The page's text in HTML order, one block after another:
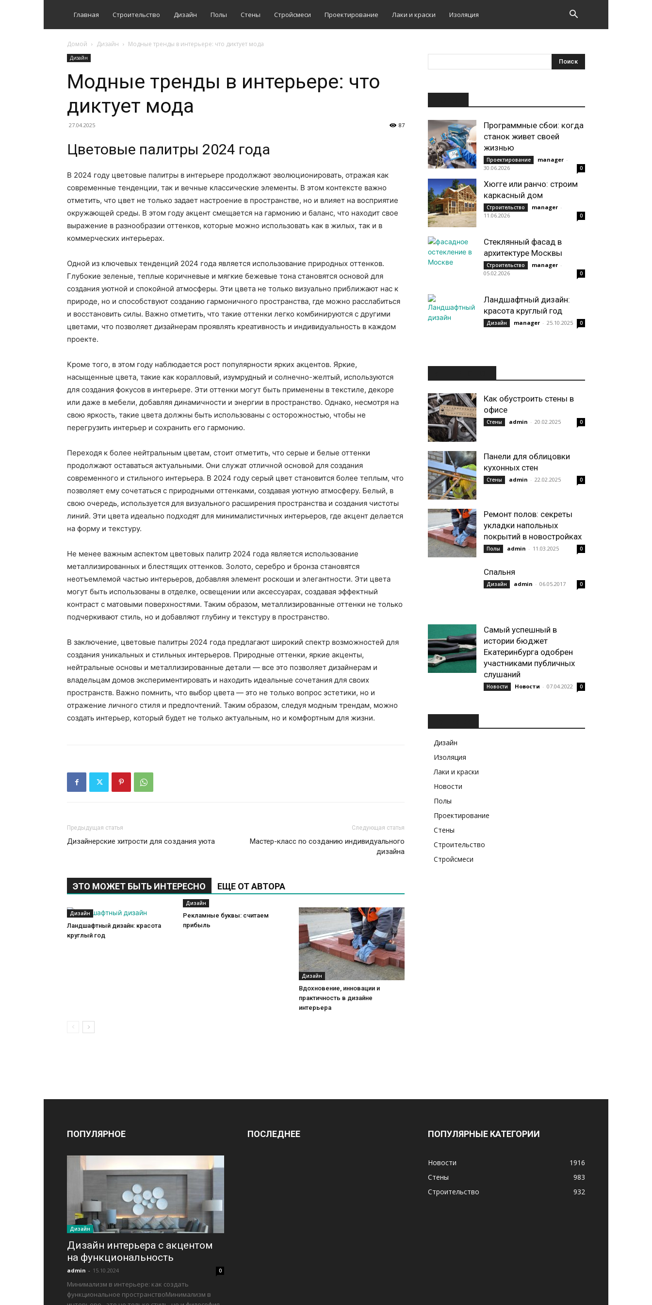
Главная Строительство Дизайн Полы Стены Стройсмеси Проектирование Лаки и краски Изоляция
Домой Дизайн Модные тренды в интерьере: что диктует мода
Дизайн
Модные тренды в интерьере: что
диктует мода
27.04.2025 87
Цветовые палитры 2024 года
В 2024 году цветовые палитры в интерьере продолжают эволюционировать, отражая как
современные тенденции, так и вечные классические элементы. В этом контексте важно
отметить, что цвет не только задает настроение в пространстве, но и влияет на восприятие
окружающей среды. В этом году акцент смещается на гармонию и баланс, что находит свое
выражение в разнообразии оттенков, которые можно использовать как в жилых, так и в
коммерческих интерьерах.
Одной из ключевых тенденций 2024 года является использование природных оттенков.
Глубокие зеленые, теплые коричневые и мягкие бежевые тона становятся основой для
создания уютной и спокойной атмосферы. Эти цвета не только визуально приближают нас к
природе, но и способствуют созданию гармоничного пространства, где можно расслабиться
и восстановить силы. Важно отметить, что такие оттенки легко комбинируются с другими
цветами, что позволяет дизайнерам проявлять креативность и индивидуальность в каждом
проекте.
Кроме того, в этом году наблюдается рост популярности ярких акцентов. Яркие,
насыщенные цвета, такие как коралловый, изумрудный и солнечно-желтый, используются
для создания фокусов в интерьере. Эти оттенки могут быть применены в текстиле, декоре
или даже в мебели, добавляя динамичности и энергии в пространство. Однако, несмотря на
свою яркость, такие цвета должны быть использованы с осторожностью, чтобы не
перегрузить интерьер и сохранить его гармонию.
Переходя к более нейтральным цветам, стоит отметить, что серые и белые оттенки
продолжают оставаться актуальными. Они служат отличной основой для создания
современного и стильного интерьера. В 2024 году серый цвет становится более теплым, что
позволяет ему сочетаться с природными оттенками, создавая уютную атмосферу. Белый, в
свою очередь, используется для визуального расширения пространства и создания чистоты
линий. Эти цвета идеально подходят для минималистичных интерьеров, где акцент делается
на форму и текстуру.
Не менее важным аспектом цветовых палитр 2024 года является использование
металлизированных и блестящих оттенков. Золото, серебро и бронза становятся
неотъемлемой частью интерьеров, добавляя элемент роскоши и элегантности. Эти цвета
могут быть использованы в отделке, освещении или аксессуарах, создавая эффектный
контраст с матовыми поверхностями. Таким образом, металлизированные оттенки не только
подчеркивают стиль, но и добавляют глубину и текстуру в пространство.
В заключение, цветовые палитры 2024 года предлагают широкий спектр возможностей для
создания уникальных и стильных интерьеров. Природные оттенки, яркие акценты,
нейтральные основы и металлизированные детали — все это позволяет дизайнерам и
владельцам домов экспериментировать и находить идеальные сочетания для своих
пространств. Важно помнить, что выбор цвета — это не только вопрос эстетики, но и
отражение личного стиля и предпочтений. Таким образом, следуя модным трендам, можно
создать интерьер, который будет не только актуальным, но и комфортным для жизни.
Предыдущая статья
Дизайнерские хитрости для создания уюта
Следующая статья
Мастер-класс по созданию индивидуального
дизайна
ЭТО МОЖЕТ БЫТЬ ИНТЕРЕСНО ЕЩЕ ОТ АВТОРА
Дизайн
Ландшафтный дизайн: красота
круглый год
Дизайн
Рекламные буквы: считаем
прибыль
Дизайн
Вдохновение, инновации и
практичность в дизайне
интерьера
Программные сбои: когда
станок живет своей
жизнью
Проектирование manager -
30.06.2026
0
Хюгге или ранчо: строим
каркасный дом
Строительство manager -
11.06.2026
0
Стеклянный фасад в
архитектуре Москвы
Строительство manager -
05.02.2026
0
Ландшафтный дизайн:
красота круглый год
Дизайн manager - 25.10.2025 0
Как обустроить стены в
офисе
Стены admin - 20.02.2025 0
Панели для облицовки
кухонных стен
Стены admin - 22.02.2025 0
Ремонт полов: секреты
укладки напольных
покрытий в новостройках
Полы admin - 11.03.2025 0
Спальня
Дизайн admin - 06.05.2017 0
Самый успешный в
истории бюджет
Екатеринбурга одобрен
участниками публичных
слушаний
Новости Новости - 07.04.2022 0
Дизайн
Изоляция
Лаки и краски
Новости
Полы
Проектирование
Стены
Строительство
Стройсмеси
ПОПУЛЯРНОЕ
Дизайн
Дизайн интерьера с акцентом
на функциональность
admin - 15.10.2024 0
Минимализм в интерьере: как создать
функциональное пространствоМинимализм в
ПОСЛЕДНЕЕ ПОПУЛЯРНЫЕ КАТЕГОРИИ
Новости
1916
Стены
983
Строительство
932